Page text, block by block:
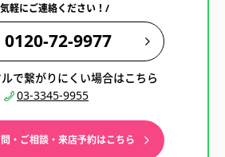
軽にご連絡ください！/
0120-72-9977
で繋がりにくい場合はこちら
03-3345-9955
・ご相談・来店予約はこちら